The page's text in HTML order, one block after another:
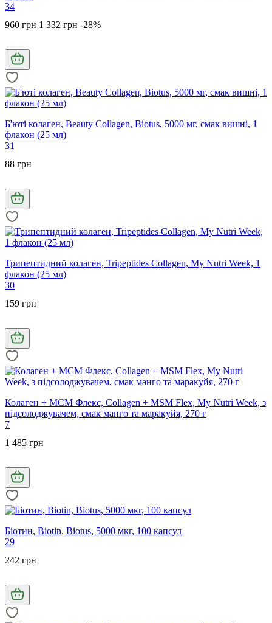
34
960 грн 1 332 грн -28%
Б'юті колаген, Beauty Collagen, Biotus, 5000 мг, смак вишні, 1
флакон (25 мл)
31
88 грн
Трипептидний колаген, Tripeptides Collagen, My Nutri Week, 1
флакон (25 мл)
30
159 грн
Колаген + МСМ Флекс, Collagen + MSM Flex, My Nutri Week, з
підсолоджувачем, смак манго та маракуйя, 270 г
7
1 485 грн
Біотин, Biotin, Biotus, 5000 мкг, 100 капсул
29
242 грн